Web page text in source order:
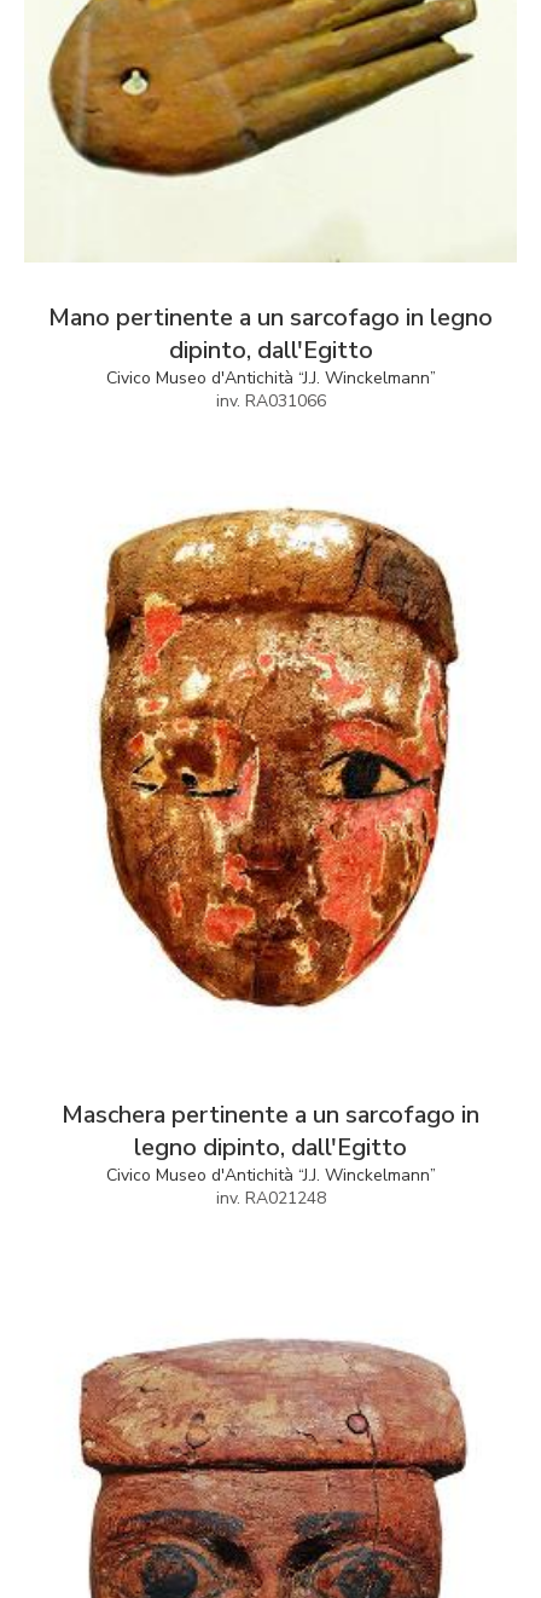
Mano pertinente a un sarcofago in legno
dipinto, dall'Egitto
Civico Museo d'Antichità “J.J. Winckelmann”
inv. RA031066
Maschera pertinente a un sarcofago in
legno dipinto, dall'Egitto
Civico Museo d'Antichità “J.J. Winckelmann”
inv. RA021248